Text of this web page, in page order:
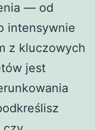
— od
intensywnie
z kluczowych
jest